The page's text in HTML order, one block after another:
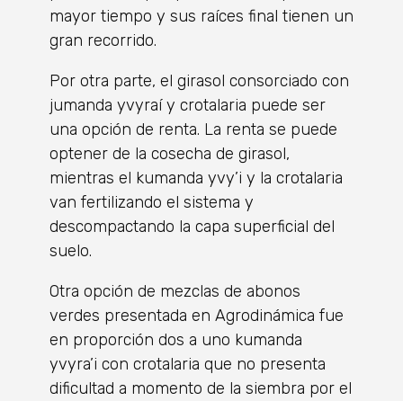
mayor tiempo y sus raíces final tienen un
gran recorrido.
Por otra parte, el girasol consorciado con
jumanda yvyraí y crotalaria puede ser
una opción de renta. La renta se puede
optener de la cosecha de girasol,
mientras el kumanda yvy’i y la crotalaria
van fertilizando el sistema y
descompactando la capa superficial del
suelo.
Otra opción de mezclas de abonos
verdes presentada en Agrodinámica fue
en proporción dos a uno kumanda
yvyra’i con crotalaria que no presenta
dificultad a momento de la siembra por el